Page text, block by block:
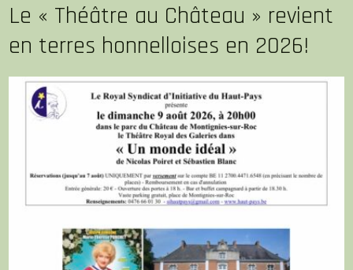
Le « Théâtre au Château » revient
en terres honnelloises en 2026!